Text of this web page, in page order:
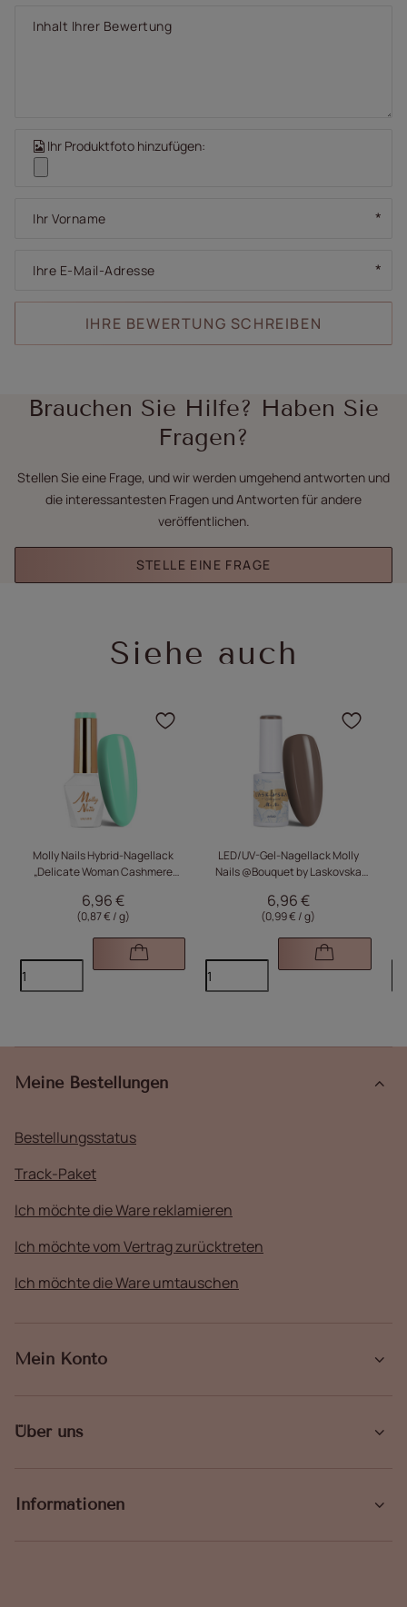
Inhalt Ihrer Bewertung
Ihr Produktfoto hinzufügen:
Ihr Vorname
Ihre E-Mail-Adresse
IHRE BEWERTUNG SCHREIBEN
Brauchen Sie Hilfe? Haben Sie
Fragen?
Stellen Sie eine Frage, und wir werden umgehend antworten und
die interessantesten Fragen und Antworten für andere
veröffentlichen.
STELLE EINE FRAGE
Siehe auch
Molly Nails Hybrid-Nagellack
„Delicate Woman Cashmere
8 g, Nr. 65
6,96 €
(0,87 € / g)
Klicken Sie, um das
LED/UV-Gel-Nagellack Molly
Nails @Bouquet by Laskovska
HEMA, 7 g
6,96 €
(0,99 € / g)
Meine Bestellungen
Bestellungsstatus
Track-Paket
Ich möchte die Ware reklamieren
Ich möchte vom Vertrag zurücktreten
Ich möchte die Ware umtauschen
Mein Konto
Über uns
Informationen